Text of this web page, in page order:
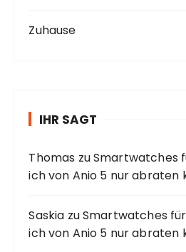
Zuhause
IHR SAGT
Thomas zuSmartwatches
ich von Anio 5 nur abraten
Saskia zuSmartwatches
ich von Anio 5 nur abraten